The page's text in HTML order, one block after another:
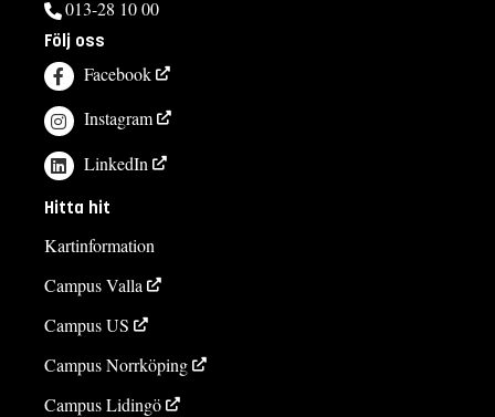
013-28 10 00
Följ oss
Facebook
Instagram
LinkedIn
Hitta hit
Kartinformation
Campus Valla
Campus US
Campus Norrköping
Campus Lidingö